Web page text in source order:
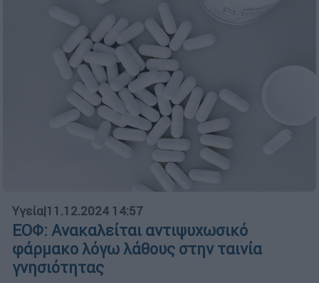
Υγεία|11.12.2024 14:57
ΕΟΦ: Ανακαλείται αντιψυχωσικό
φάρμακο λόγω λάθους στην ταινία
γνησιότητας